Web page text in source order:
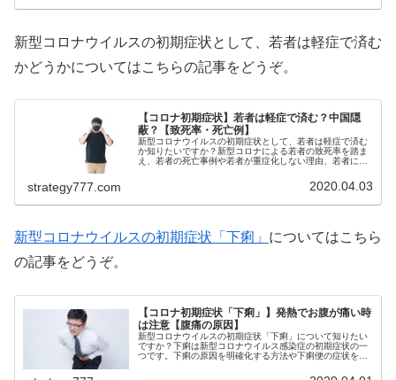
新型コロナウイルスの初期症状として、若者は軽症で済む
かどうかについてはこちらの記事をどうぞ。
【コロナ初期症状】若者は軽症で済む？中国隠
蔽？【致死率・死亡例】
新型コロナウイルスの初期症状として、若者は軽症で済む
か知りたいですか？新型コロナによる若者の致死率を踏ま
え、若者の死亡事例や若者が重症化しない理由、若者に対
strategy777.com 2020.04.03
新型コロナウイルスの初期症状「下痢」 についてはこちら
の記事をどうぞ。
【コロナ初期症状「下痢」】発熱でお腹が痛い時
は注意【腹痛の原因】
新型コロナウイルスの初期症状「下痢」について知りたい
ですか？下痢は新型コロナウイルス感染症の初期症状の一
つです。下痢の原因を明確化する方法や下痢便の症状を確